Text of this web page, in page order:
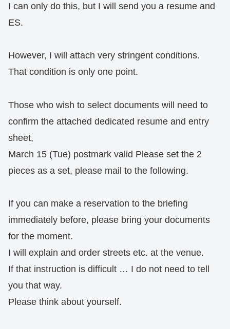
I can only do this, but I will send you a resume and
ES.
However, I will attach very stringent conditions.
That condition is only one point.
Those who wish to select documents will need to
confirm the attached dedicated resume and entry
sheet,
March 15 (Tue) postmark valid Please set the 2
pieces as a set, please mail to the following.
If you can make a reservation to the briefing
immediately before, please bring your documents
for the moment.
I will explain and order streets etc. at the venue.
If that instruction is difficult … I do not need to tell
you that way.
Please think about yourself.